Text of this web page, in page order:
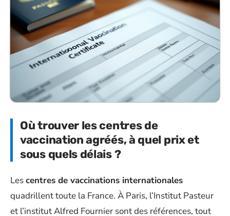
Où trouver les centres de
vaccination agréés, à quel prix et
sous quels délais ?
Lescentres de vaccinations internationales
quadrillent toute la France. À Paris, l’Institut Pasteur
et l’institut Alfred Fournier sont des références, tout